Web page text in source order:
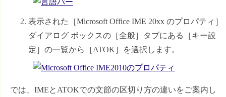
表示された［Microsoft Office IME 20xx のプロパティ］
ダイアログ ボックスの［全般］タブにある［キー設
定］の一覧から［ATOK］を選択します。
では、IMEとATOKでの文節の区切り方の違いをご案内し